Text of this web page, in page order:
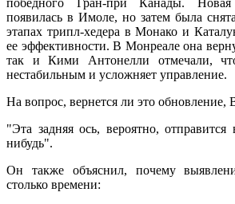
победного Гран-при Канады.
появилась в Имоле, но затем была
этапах трипл-хедера в Монако и
ее эффективности. В Монреале она
так и Кими Антонелли отмечали,
нестабильным и усложняет управление.
На вопрос, вернется ли это обновление,
"Эта задняя ось, вероятно,
нибудь".
Он также объяснил, почему
столько времени: